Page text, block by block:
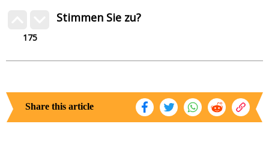
175
Stimmen Sie zu?
Share this article